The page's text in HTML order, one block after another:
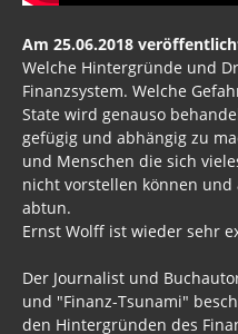
Am 25.06.2018
Welche Hintergründe und
Finanzsystem. Welche
State wird genauso
gefügig und abhängig zu
und Menschen die sich
nicht vorstellen können und
abtun.
Ernst Wolff ist wieder sehr
Der Journalist und
und "Finanz-Tsunami"
den Hintergründen des